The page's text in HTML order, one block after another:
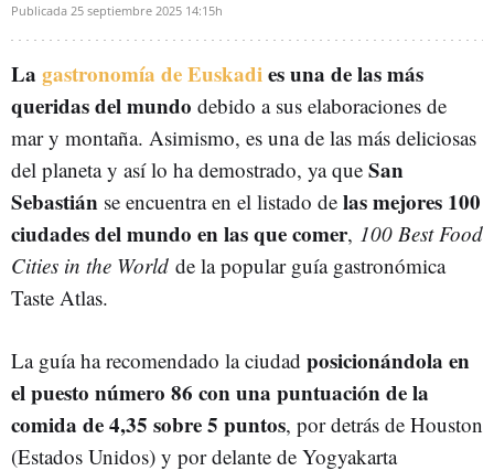
Publicada 25 septiembre 2025 14:15h
La gastronomía de Euskadies una de las más
queridas del mundo debido a sus elaboraciones de
mar y montaña. Asimismo, es una de las más deliciosas
del planeta y así lo ha demostrado, ya que San
Sebastián se encuentra en el listado de las mejores 100
ciudades del mundo en las que comer, 100 Best Food
Cities in the World de la popular guía gastronómica
Taste Atlas.
La guía ha recomendado la ciudad posicionándola en
el puesto número 86 con una puntuación de la
comida de 4,35 sobre 5 puntos, por detrás de Houston
(Estados Unidos) y por delante de Yogyakarta